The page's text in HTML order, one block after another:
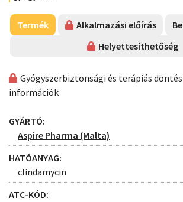
Termék Alkalmazási előírás
Helyettesíthetőség
Gyógyszerbiztonsági és terápiás
információk
GYÁRTÓ:
Aspire Pharma (Malta)
HATÓANYAG:
clindamycin
ATC-KÓD: